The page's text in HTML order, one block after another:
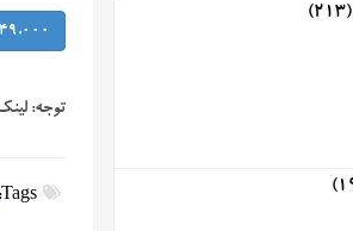
49,000 ریال – خرید
توجه:
(213)